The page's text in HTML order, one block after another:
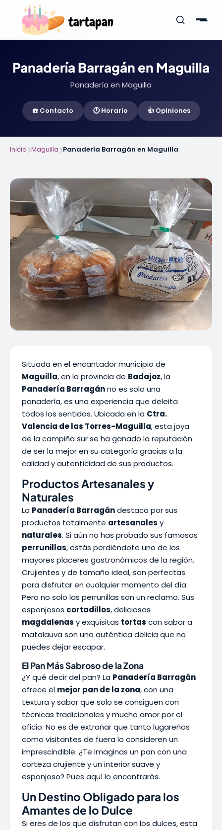
Panadería Barragán en Maguilla
Panadería en Maguilla
☎️ Contacto 🕐 Horario 👍 Opiniones
Inicio❯Maguilla❯Panadería Barragán en Maguilla
Situada en el encantador municipio de
Maguilla, en la provincia de Badajoz, la
Panadería Barragánno es solo una
panadería, es una experiencia que deleita
todos los sentidos. Ubicada en la Ctra.
Valencia de las Torres-Maguilla, esta joya
de la campiña sur se ha ganado la reputación
de ser la mejor en su categoría gracias a la
calidad y autenticidad de sus productos.
Productos Artesanales y
Naturales
La Panadería Barragándestaca por sus
productos totalmente artesanales y
naturales. Si aún no has probado sus famosas
perrunillas, estás perdiéndote uno de los
mayores placeres gastronómicos de la región.
Crujientes y de tamaño ideal, son perfectas
para disfrutar en cualquier momento del día.
Pero no solo las perrunillas son un reclamo. Sus
esponjosos cortadillos, deliciosas
magdalenas y exquisitas tortas con sabor a
matalauva son una auténtica delicia que no
puedes dejar escapar.
El Pan Más Sabroso de la Zona
¿Y qué decir del pan? La Panadería Barragán
ofrece el mejor pan de la zona, con una
textura y sabor que solo se consiguen con
técnicas tradicionales y mucho amor por el
oficio. No es de extrañar que tanto lugareños
como visitantes de fuera lo consideren un
imprescindible. ¿Te imaginas un pan con una
corteza crujiente y un interior suave y
esponjoso? Pues aquí lo encontrarás.
Un Destino Obligado para los
Amantes de lo Dulce
Si eres de los que disfrutan con los dulces, esta